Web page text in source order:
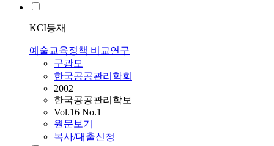
KCI등재
예술교육정책 비교연구
구광모
한국공공관리학회
2002
한국공공관리학보
Vol.16 No.1
원문보기
복사/대출신청